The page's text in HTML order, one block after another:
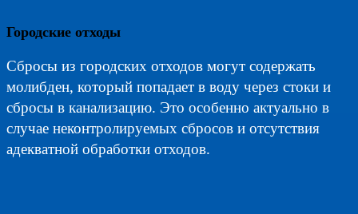
Городские отходы
Сбросы из городских отходов могут содержать
молибден, который попадает в воду через стоки и
сбросы в канализацию. Это особенно актуально в
случае неконтролируемых сбросов и отсутствия
адекватной обработки отходов.